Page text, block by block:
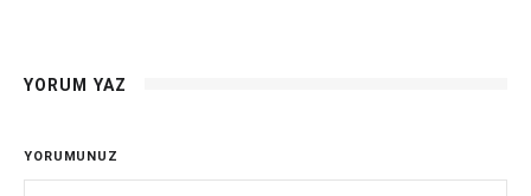
YORUM YAZ
YORUMUNUZ